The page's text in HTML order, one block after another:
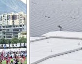
规模